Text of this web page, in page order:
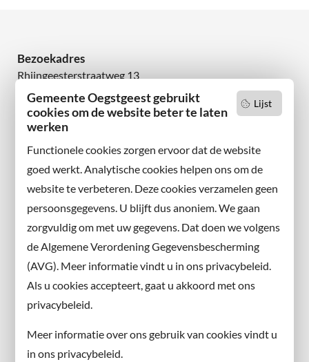
Lijst
Gemeente Oegstgeest gebruikt
cookies om de website beter te laten
werken
Functionele cookies zorgen ervoor dat de website
goed werkt. Analytische cookies helpen ons om de
website te verbeteren. Deze cookies verzamelen geen
persoonsgegevens. U blijft dus anoniem. We gaan
zorgvuldig om met uw gegevens. Dat doen we volgens
de Algemene Verordening Gegevensbescherming
(AVG). Meer informatie vindt u in ons privacybeleid.
Als u cookies accepteert, gaat u akkoord met ons
privacybeleid.
Meer informatie over ons gebruik van cookies vindt u
in ons privacybeleid.
Bezoekadres
Rhijngeesterstraatweg 13
2342 AN Oegstgeest
Wilt u niets missen?
en volg ons ook op sociale media.
Facebook
X
Instagram
Contact met de gemeente
Contact
Information in English